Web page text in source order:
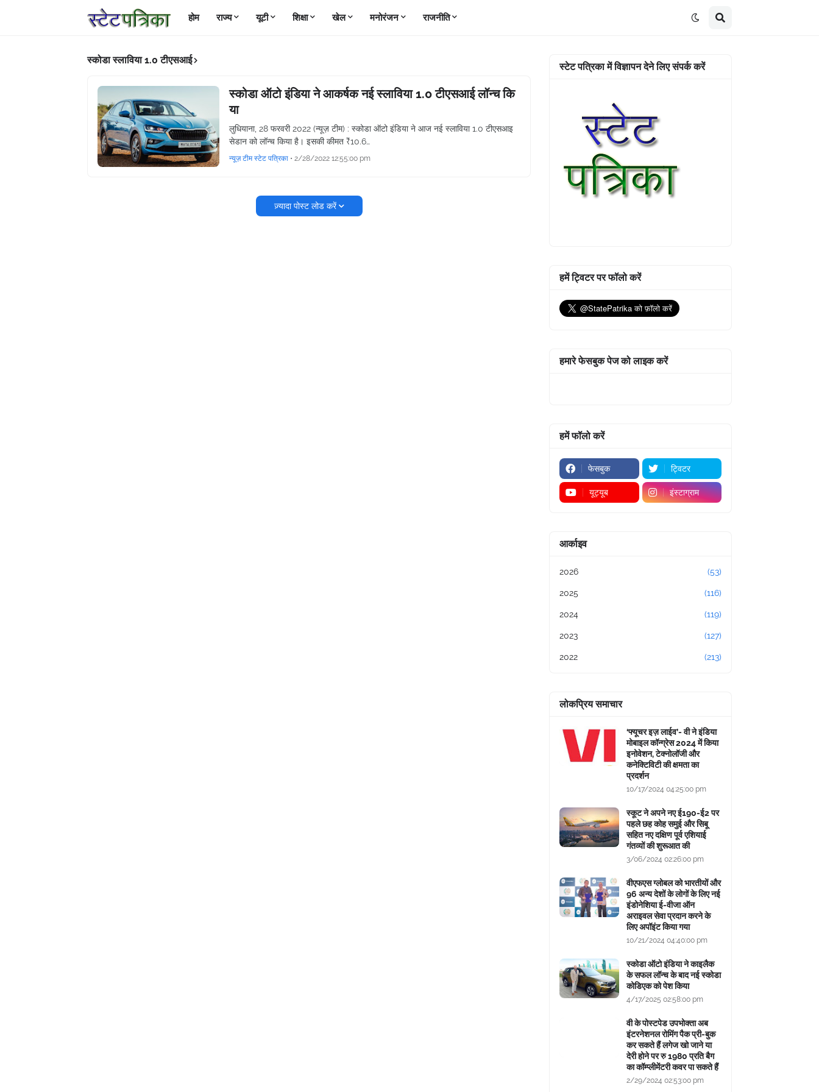
होम राज्य यूटी शिक्षा खेल मनोरंजन राजनीति
स्कोडा स्लाविया 1.0 टीएसआई
स्कोडा ऑटो इंडिया ने आकर्षक नई स्लाविया 1.0 टीएसआई लॉन्च कि
या
लुधियाना, 28 फरवरी 2022 (न्यूज़ टीम) : स्कोडा ऑटो इंडिया ने आज नई स्लाविया 1.0 टीएसआइ
सेडान को लॉन्च किया है। इसकी कीमत ₹10.6…
न्यूज़ टीम स्टेट पत्रिका • 2/28/2022 12:55:00 pm
ज़्यादा पोस्ट लोड करें
स्टेट पत्रिका में विज्ञापन देने लिए संपर्क करें
हमें ट्विटर पर फॉलो करें
हमारे फेसबुक पेज को लाइक करें
हमें फॉलो करें
फेसबुक ट्विटर
यूट्यूब इंस्टाग्राम
आर्काइव
2026 (53)
2025 (116)
2024 (119)
2023 (127)
2022 (213)
लोकप्रिय समाचार
‘फ्यूचर इज़ लाईव’- वी ने इंडिया
मोबाइल कॉन्ग्रेस 2024 में किया
इनोवेशन, टेक्नोलॉजी और
कनेक्टिविटी की क्षमता का
प्रदर्शन
10/17/2024 04:25:00 pm
स्कूट ने अपने नए ई190-ई2 पर
पहले छह कोह समुई और सिबू
सहित नए दक्षिण पूर्व एशियाई
गंतव्यों की शुरूआत की
3/06/2024 02:26:00 pm
वीएफएस ग्लोबल को भारतीयों और
96 अन्य देशों के लोगों के लिए नई
इंडोनेशिया ई-वीजा ऑन
अराइवल सेवा प्रदान करने के
लिए अपॉइंट किया गया
10/21/2024 04:40:00 pm
स्कोडा ऑटो इंडिया ने काइलैक
के सफल लॉन्च के बाद नई स्कोडा
कोडिएक को पेश किया
4/17/2025 02:58:00 pm
वी के पोस्टपेड उपभोक्ता अब
इंटरनेशनल रोमिंग पैक प्री-बुक
कर सकते हैं लगेज खो जाने या
देरी होने पर रु 1980 प्रति बैग
का कॉम्प्लीमेंटरी कवर पा सकते हैं
2/29/2024 02:53:00 pm